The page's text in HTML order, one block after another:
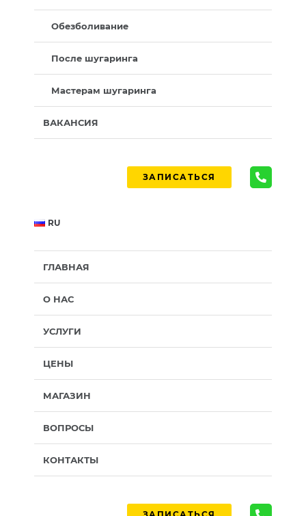
Обезболивание
После шугаринга
Мастерам шугаринга
ВАКАНСИЯ
ЗАПИСАТЬСЯ
RU
ГЛАВНАЯ
О НАС
УСЛУГИ
ЦЕНЫ
МАГАЗИН
ВОПРОСЫ
КОНТАКТЫ